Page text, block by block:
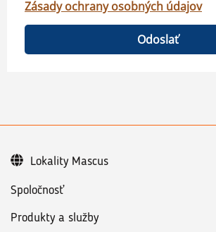
Zásady ochrany osobných údajov
Odoslať
Spoločnosť
Produkty a služby
Lokality Mascus